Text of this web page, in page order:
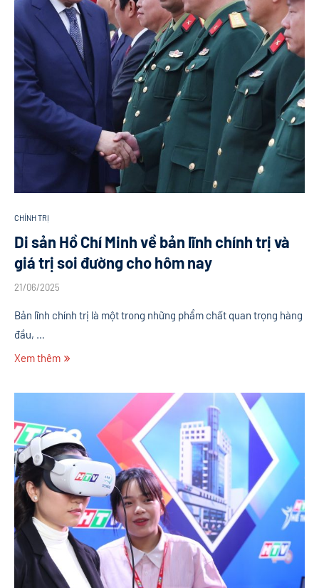
CHÍNH TRỊ
Di sản Hồ Chí Minh về bản lĩnh chính trị và
giá trị soi đường cho hôm nay
21/06/2025
Bản lĩnh chính trị là một trong những phẩm chất quan trọng hàng
đầu, …
Xem thêm